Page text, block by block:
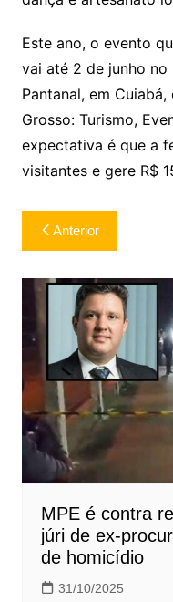
Este ano, o evento
vai até 2 de junho
Pantanal, em
Grosso: Turismo,
expectativa é que a
visitantes e gere R$
Navegação
de
Post
Anterior
MPE é contra
júri de ex-
de homicídio
31/10/2025